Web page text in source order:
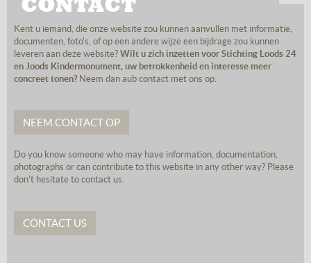
Kent u iemand, die onze website zou kunnen aanvullen met informatie,
documenten, foto's, of op een andere wijze een bijdrage zou kunnen
leveren aan deze website? Wilt u zich inzetten voor Stichting Loods 24
en Joods Kindermonument, uw betrokkenheid en interesse meer
concreet tonen? Neem dan aub contact met ons op.
NEEM CONTACT OP
Do you know someone who may have information, documentation,
photographs or can contribute to this website in any other way? Please
don't hesitate to contact us.
CONTACT US